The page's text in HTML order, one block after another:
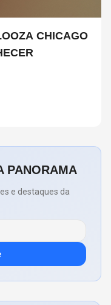
CHICAGO
PANORAMA
e destaques da